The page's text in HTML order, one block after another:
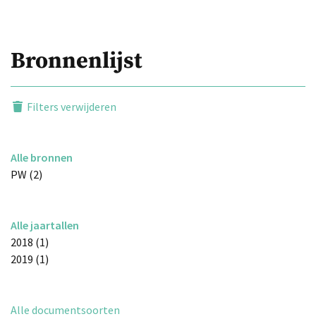
Bronnenlijst
Filters verwijderen
Alle bronnen
PW (2)
Alle jaartallen
2018 (1)
2019 (1)
Alle documentsoorten